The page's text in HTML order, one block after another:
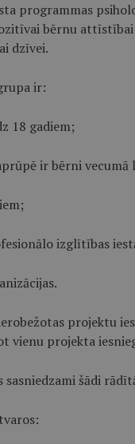
programmas
bērnu
dzīvei.
ir:
18 gadiem;
ir bērni vecumā
izglītības
projektu
vienu projekta
sasniedzami šādi